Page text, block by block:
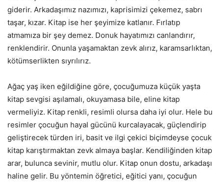
giderir. Arkadaşımız nazımızı, kaprisimizi çekemez, sabrı
taşar, kızar. Kitap ise her şeyimize katlanır. Fırlatıp
atmamıza bir şey demez. Donuk hayatımızı canlandırır,
renklendirir. Onunla yaşamaktan zevk alırız, karamsarlıktan,
kötümserlikten sıyrılırız.
Ağaç yaş iken eğildiğine göre, çocuğumuza küçük yaşta
kitap sevgisi aşılamalı, okuyamasa bile, eline kitap
vermeliyiz. Kitap renkli, resimli olursa daha iyi olur. Hele bu
resimler çocuğun hayal gücünü kurcalayacak, güçlendirip
geliştirecek türden iri, basit ve ilgi çekici biçimdeyse çocuk
kitap karıştırmaktan zevk almaya başlar. Kendiliğinden kitap
arar, bulunca sevinir, mutlu olur. Kitap onun dostu, arkadaşı
haline gelir. Bu yöntemin öğretici, eğitici yanı, çocuğun